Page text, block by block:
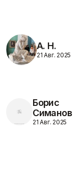
Крепления профиля
Саморезы
Показать больше
Пены/
Герметик
О компании
Вопрос-ответ
А. Н.
21 Авг. 2025
Борис
Симанов
21 Авг. 2025